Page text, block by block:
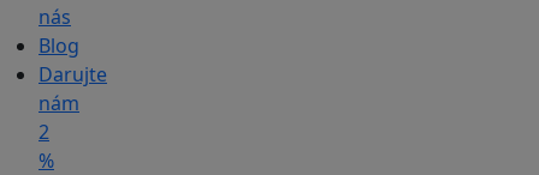
nás
Blog
Darujte
nám
2
%